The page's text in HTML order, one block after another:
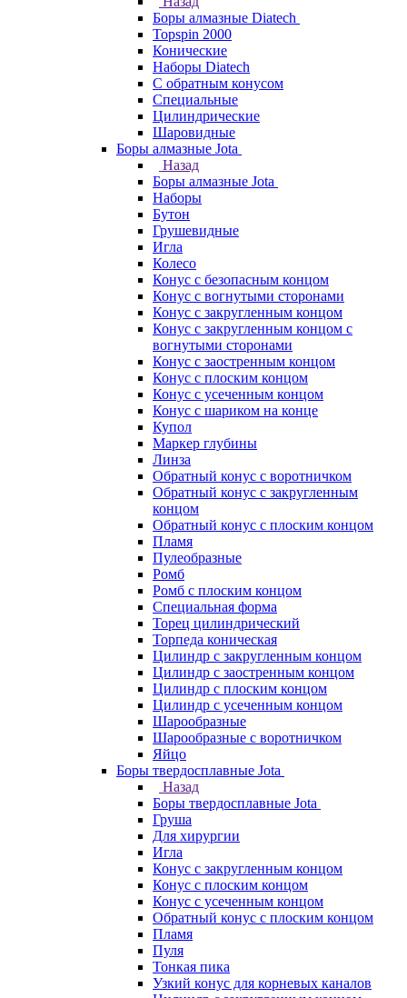
Боры алмазные Diatech
Topspin 2000
Конические
Наборы Diatech
С обратным конусом
Специальные
Цилиндрические
Шаровидные
Боры алмазные Jota
Назад
Боры алмазные Jota
Наборы
Бутон
Грушевидные
Игла
Колесо
Конус с безопасным концом
Конус с вогнутыми сторонами
Конус с закругленным концом
Конус с закругленным концом с
вогнутыми сторонами
Конус с заостренным концом
Конус с плоским концом
Конус с усеченным концом
Конус с шариком на конце
Купол
Маркер глубины
Линза
Обратный конус с воротничком
Обратный конус с закругленным
концом
Обратный конус с плоским концом
Пламя
Пулеобразные
Ромб
Ромб с плоским концом
Специальная форма
Торец цилиндрический
Торпеда коническая
Цилиндр с закругленным концом
Цилиндр с заостренным концом
Цилиндр с плоским концом
Цилиндр с усеченным концом
Шарообразные
Шарообразные с воротничком
Яйцо
Боры твердосплавные Jota
Назад
Боры твердосплавные Jota
Груша
Для хирургии
Игла
Конус с закругленным концом
Конус с плоским концом
Конус с усеченным концом
Обратный конус с плоским концом
Пламя
Пуля
Тонкая пика
Узкий конус для корневых каналов